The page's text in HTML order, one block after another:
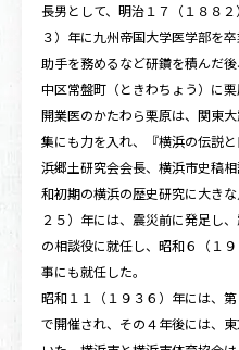
長男として、明治１７（１８８
３）年に九州帝国大学医学部を
助手を務めるなど研鑽を積んだ
中区常盤町（ときわちょう）に
開業医のかたわら栗原は、関東
集にも力を入れ、『横浜の伝説
浜郷土研究会会長、横浜市史稿
和初期の横浜の歴史研究に大き
２５）年には、震災前に発足し
の相談役に就任し、昭和６（１
事にも就任した。
昭和１１（１９３６）年には、
で開催され、その４年後には、